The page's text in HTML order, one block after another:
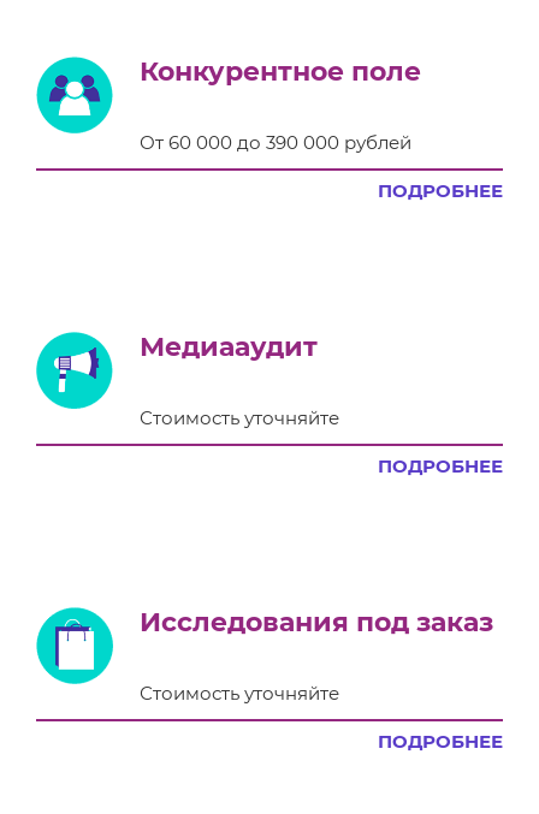
Конкурентное поле
От 60 000 до 390 000 рублей
ПОДРОБНЕЕ
Медиааудит
Стоимость уточняйте
ПОДРОБНЕЕ
Исследования под заказ
Стоимость уточняйте
ПОДРОБНЕЕ